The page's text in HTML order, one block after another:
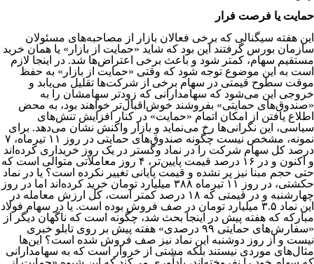
حمایت یا فرصت فرار
این هفته سیگنالی که برخی فعالان بازار از مصاحبه‌های مسئولان
سازمان بورس گرفتند این بود که شاید «حمایت از بازار» یا همان خرید
مستقیم سهام، کمتر شود و باعث برخی اعتراض‌ها شد. در اینجا لازم
است به این موضوع توجه شود که وقتی «حمایت از بازار» به حفظ
موقت سطوح قیمتی در سهام برخی از شرکت‌ها تقلیل می‌یابد و
خروجی این می‌شود که سهامدارانی که زودتر سهامشان را به
«صندوق‌های حمایتی» بفروشند خوش‌اقبال‌تر خواهند بود، به محض
اطلاع یافتن از امکان اتمام «حمایت» در کنار افزایش تنش‌های
سیاسی، این نگرانی‌ها رخ می‌نماید و بازار واکنش نشان می‌دهد. برای
نمونه، مشخص نیست چگونه صندوق‌های حمایتی در روز ۱۱ تیرماه، ۷
درصد کل سهام شرکت را در نماد وگستر در یک روز خریداری کرده‌اند
و اکنون و در ۱۶ درصد قیمت پایین‌تر، ۴ روز معاملاتی متوالی است که
حتی حجم مبنا نیز پر نشده و قیمت پایانی تغییر نکرده است؟ یا در نماد
حکشتی، در روز ۱۱ تیرماه ۳۸۸ میلیارد تومان خرید کرده‌اند اما در روز
چهارشنبه و در قیمتی که ۱۸ درصد کمتر است، کل ارزش معامله در
این نماد ۳.۵ میلیارد تومان در صف فروش بوده است. یا در سهام فولاد
مبارکه که هفته پیش در اینجا بحث شد، چگونه است که ناگهان دیگر از
«سفارش‌های حمایتی ۹۹ درصدی» هفته پیش بر روی تابلو خبری
نیست و از روز دوشنبه این نماد نیز صف فروش شده است؟ این‌ها
مثال‌های موردی نیستند بلکه مشتی از خروار است که به سهامدارانی